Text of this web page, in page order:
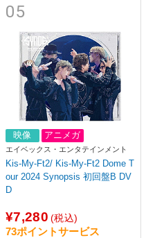
05
映像 アニメガ
エイベックス・エンタテインメント
Kis-My-Ft2/ Kis-My-Ft2 Dome T
our 2024 Synopsis 初回盤B DV
D
¥7,280 (税込)
73ポイントサービス